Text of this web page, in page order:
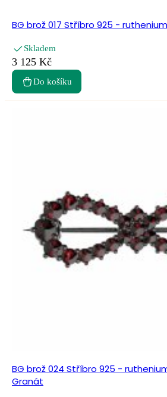
BG brož 017 Stříbro 925 -
Skladem
3 125 Kč
Do košíku
BG brož 024 Stříbro 925 -
Granát